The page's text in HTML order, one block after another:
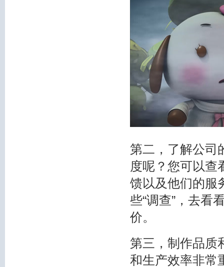
第二，了解公司
度呢？您可以查
馈以及他们的服
些“调查”，去看
价。
第三，制作品质
和生产效率非常